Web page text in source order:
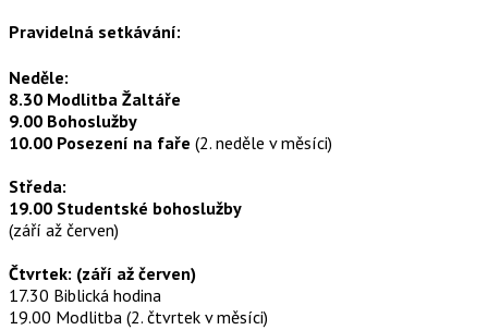
Pravidelná setkávání:
Neděle:
8.30 Modlitba Žaltáře
9.00 Bohoslužby
10.00 Posezení na faře (2. neděle v měsíci)
Středa:
19.00 Studentské bohoslužby
(září až červen)
Čtvrtek: (září až červen)
17.30 Biblická hodina
19.00 Modlitba (2. čtvrtek v měsíci)